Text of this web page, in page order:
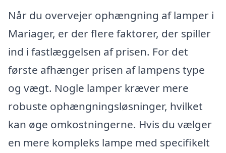
Når du overvejer ophængning af lamper i
Mariager, er der flere faktorer, der spiller
ind i fastlæggelsen af prisen. For det
første afhænger prisen af lampens type
og vægt. Nogle lamper kræver mere
robuste ophængningsløsninger, hvilket
kan øge omkostningerne. Hvis du vælger
en mere kompleks lampe med specifikelt